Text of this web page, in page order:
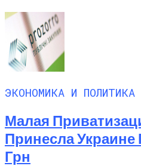
ЭКОНОМИКА И ПОЛИТИКА
Малая
Принесла Украине
Грн